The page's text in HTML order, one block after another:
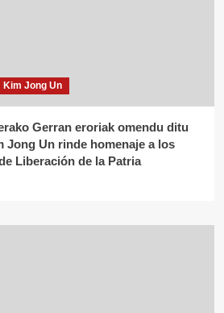
Kim Jong Un
Gerran eroriak omendu ditu
Jong Un rinde homenaje a los
Liberación de la Patria